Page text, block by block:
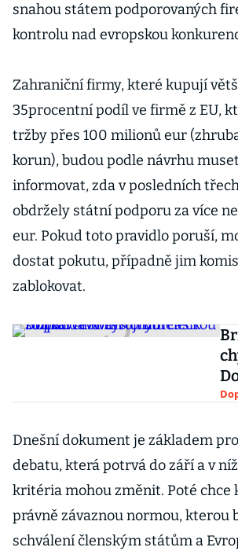
snahou státem podporovaných
kontrolu nad evropskou
Zahraniční firmy, které kupují
35procentní podíl ve firmě z EU,
tržby přes 100 milionů eur
korun), budou podle návrhu
informovat, zda v posledních
obdržely státní podporu za více
eur. Pokud toto pravidlo poruší,
dostat pokutu, případně jim
zablokovat.
Dnešní dokument je základem
debatu, která potrvá do září a v
kritéria mohou změnit. Poté chce
právně závaznou normou, kterou
schválení členským státům a